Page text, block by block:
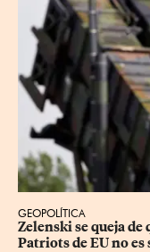
GEOPOLÍTICA
Zelenski se queja
Patriots de EU no